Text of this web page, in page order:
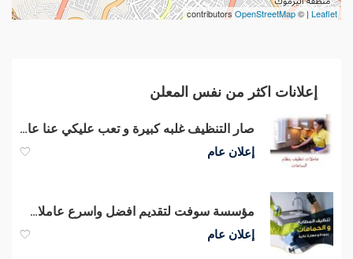
Leaflet
| ©
OpenStreetMap
contributors
إعلانات اكثر من نفس المعلن
صار التنظيف غلبه كبيرة و تعب عليكي عنا عاملات لراحتك وبأقل سعر
إعلان عام
مؤسسة سوفت لتقديم افضل واسرع عاملات يومي للتنظيف والترتيب باي نظام بريحك
إعلان عام